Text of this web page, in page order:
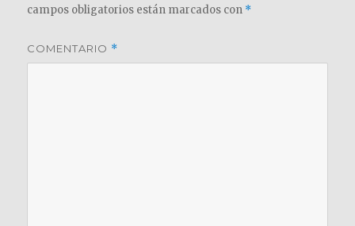
campos obligatorios están marcados con *
COMENTARIO *